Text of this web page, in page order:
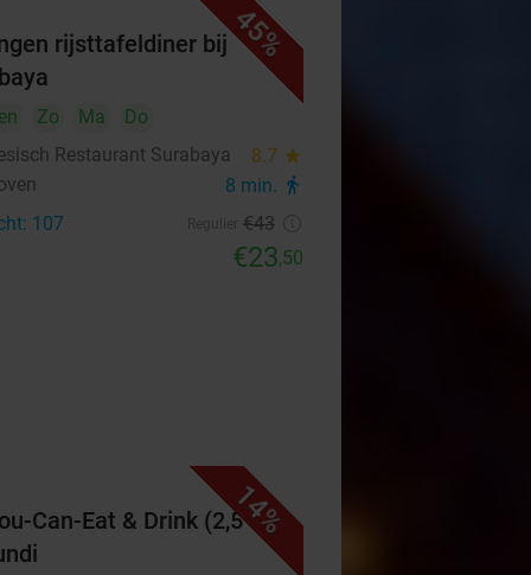
45%
rijsttafeldiner bij
Zo Ma
Do
Restaurant Surabaya
8.7 star
8 min. directions_walk
107 €43
€23,50
14%
Can-Eat & Drink (2,5 uur)